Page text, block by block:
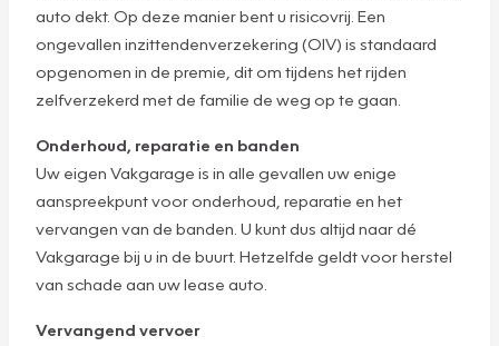
auto dekt. Op deze manier bent u risicovrij. Een
ongevallen inzittendenverzekering (OIV) is standaard
opgenomen in de premie, dit om tijdens het rijden
zelfverzekerd met de familie de weg op te gaan.
Onderhoud, reparatie en banden
Uw eigen Vakgarage is in alle gevallen uw enige
aanspreekpunt voor onderhoud, reparatie en het
vervangen van de banden. U kunt dus altijd naar dé
Vakgarage bij u in de buurt. Hetzelfde geldt voor herstel
van schade aan uw lease auto.
Vervangend vervoer